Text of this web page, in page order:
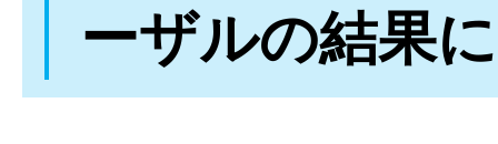
ーザルの結果